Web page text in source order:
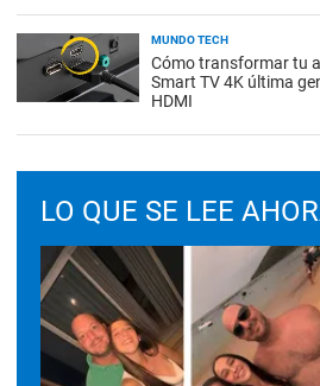
MUNDO TECH
Cómo transformar tu
Smart TV 4K última
HDMI
LO QUE SE LEE